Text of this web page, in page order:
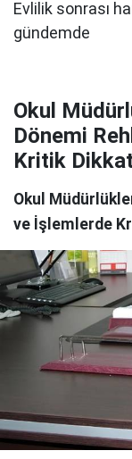
Okul
Dönemi
Kritik
Okul
ve İşlemlerde